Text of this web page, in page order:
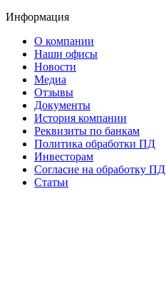
Информация
О компании
Наши офисы
Новости
Медиа
Отзывы
Документы
История компании
Реквизиты по банкам
Политика обработки ПД
Инвесторам
Согласие на обработку ПД
Статьи